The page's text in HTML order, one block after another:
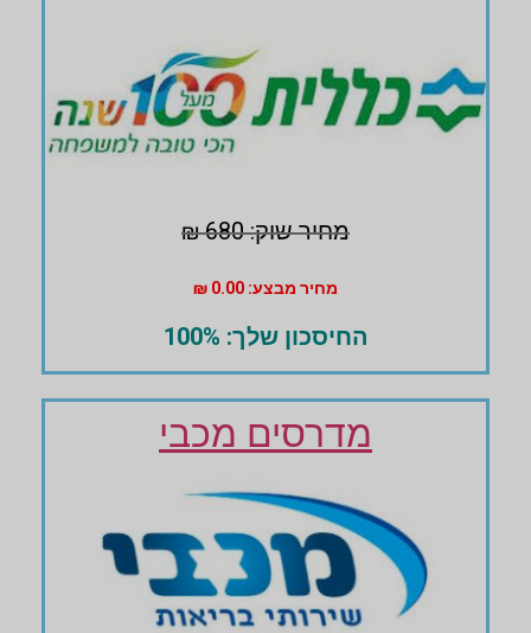
מחיר שוק: 680 ₪
מחיר מבצע: 0.00 ₪
החיסכון שלך: 100%
מדרסים מכבי